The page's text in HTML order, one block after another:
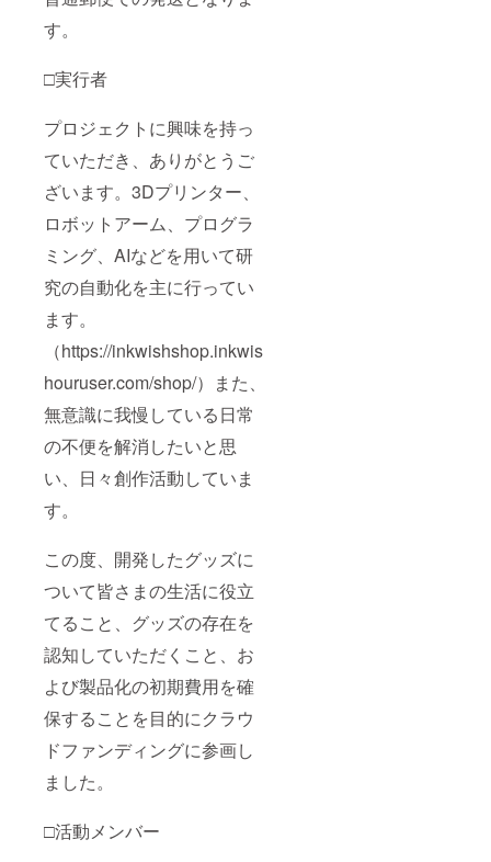
す。
□実行者
プロジェクトに興味を持っ
ていただき、ありがとうご
ざいます。3Dプリンター、
ロボットアーム、プログラ
ミング、AIなどを用いて研
究の自動化を主に行ってい
ます。
（https://inkwishshop.inkwis
houruser.com/shop/）また、
無意識に我慢している日常
の不便を解消したいと思
い、日々創作活動していま
す。
この度、開発したグッズに
ついて皆さまの生活に役立
てること、グッズの存在を
認知していただくこと、お
よび製品化の初期費用を確
保することを目的にクラウ
ドファンディングに参画し
ました。
□活動メンバー